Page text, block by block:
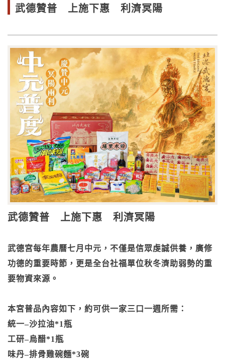
武德贊普 上施下惠 利濟冥陽
武德贊普 上施下惠 利濟冥陽
武德宮每年農曆七月中元，不僅是信眾虔誠供養，廣修
功德的重要時節，更是全台社福單位秋冬濟助弱勢的重
要物資來源。
本宮普品內容如下，約可供一家三口一週所需：
統一–沙拉油*1瓶
工研–烏醋*1瓶
味丹–排骨雞碗麵*3碗